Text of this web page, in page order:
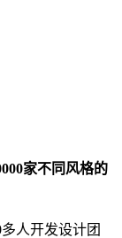
家不同风格的
人开发设计团